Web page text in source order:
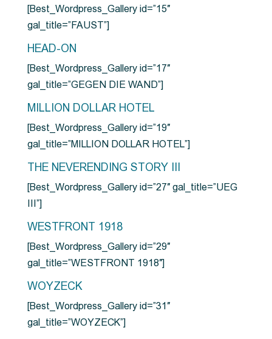
[Best_Wordpress_Gallery id=”15″
gal_title=”FAUST”]
HEAD-ON
[Best_Wordpress_Gallery id=”17″
gal_title=”GEGEN DIE WAND”]
MILLION DOLLAR HOTEL
[Best_Wordpress_Gallery id=”19″
gal_title=”MILLION DOLLAR HOTEL”]
THE NEVERENDING STORY III
[Best_Wordpress_Gallery id=”27″ gal_title=”UEG
III”]
WESTFRONT 1918
[Best_Wordpress_Gallery id=”29″
gal_title=”WESTFRONT 1918″]
WOYZECK
[Best_Wordpress_Gallery id=”31″
gal_title=”WOYZECK”]